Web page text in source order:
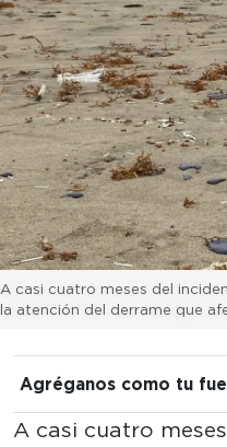
A casi cuatro meses del
la atención del derrame que
Agréganos como tu
A casi cuatro